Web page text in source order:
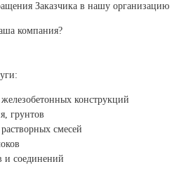
Заказчика в нашу организацию
компания?
конструкций
грунтов
смесей
и соединений